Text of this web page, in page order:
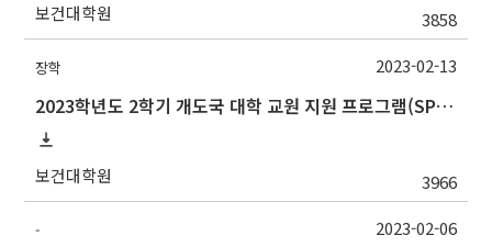
보건대학원 3858
장학
2023학년도 2학기 개도국 대학 교원 지원 프로그램(SPF)장학생 선발 안내
보건대학원 3966
2023-02-13
- 2023-02-06